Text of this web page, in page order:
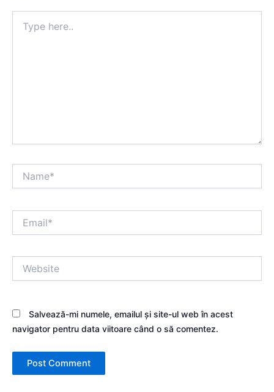
here..
Salvează-mi numele, emailul și site-ul web în acest
navigator pentru data viitoare când o să comentez.